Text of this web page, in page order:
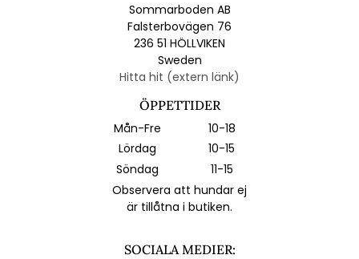
Sommarboden AB
Falsterbovägen 76
236 51 HÖLLVIKEN
Sweden
Hitta hit (extern länk)
ÖPPETTIDER
Mån-Fre
10-18
Lördag
10-15
Söndag
11-15
Observera att hundar ej
är tillåtna i butiken.
SOCIALA MEDIER: